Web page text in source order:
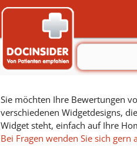
Sie möchten Ihre Bewertungen
verschiedenen Widgetdesigns,
Widget steht, einfach auf Ihre
Bei Fragen wenden Sie sich gern